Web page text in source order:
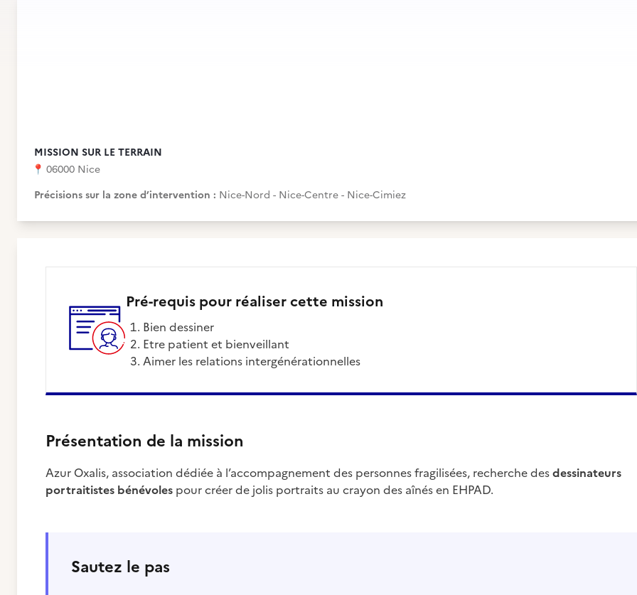
MISSION SUR LE TERRAIN
📍 06000 Nice
Précisions sur la zone d’intervention : Nice-Nord - Nice-Centre - Nice-Cimiez
Pré-requis pour réaliser cette mission
Bien dessiner
Etre patient et bienveillant
Aimer les relations intergénérationnelles
Présentation de la mission
Azur Oxalis, association dédiée à l’accompagnement des personnes fragilisées, recherche desdessinateurs
portraitistes bénévoles pour créer de jolis portraits au crayon des aînés en EHPAD.
Sautez le pas